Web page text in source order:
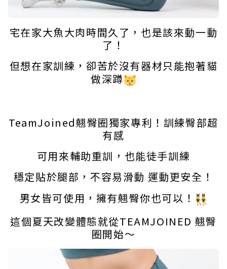
宅在家大魚大肉時間久了，也是該來動一動
了！
但想在家訓練，卻苦於沒有器材只能抱著貓
做深蹲
TeamJoined翹臀圈獨家專利！訓練臀部超
有感
可用來輔助重訓，也能徒手訓練
穩定貼於腿部，不容易滑動 運動更安全！
男女皆可使用，擁有翹臀你也可以！
這個夏天改變體態就從TEAMJOINED 翹臀
圈開始～